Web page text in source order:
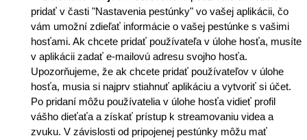
pridať v časti "Nastavenia pestúnky" vo vašej aplikácii, čo
vám umožní zdieľať informácie o vašej pestúnke s vašimi
hosťami. Ak chcete pridať používateľa v úlohe hosťa, musíte
v aplikácii zadať e-mailovú adresu svojho hosťa.
Upozorňujeme, že ak chcete pridať používateľov v úlohe
hosťa, musia si najprv stiahnuť aplikáciu a vytvoriť si účet.
Po pridaní môžu používatelia v úlohe hosťa vidieť profil
vášho dieťaťa a získať prístup k streamovaniu videa a
zvuku. V závislosti od pripojenej pestúnky môžu mať